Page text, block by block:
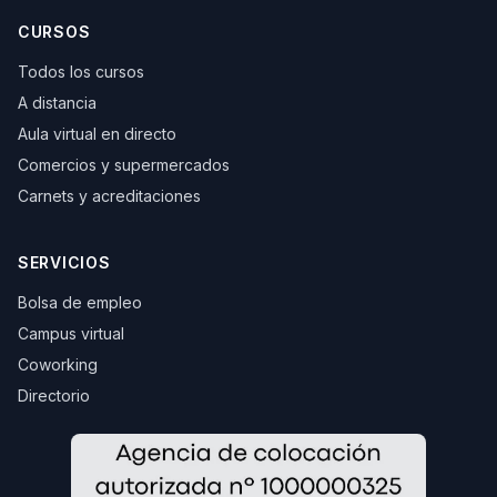
CURSOS
Todos los cursos
A distancia
Aula virtual en directo
Comercios y supermercados
Carnets y acreditaciones
SERVICIOS
Bolsa de empleo
Campus virtual
Coworking
Directorio